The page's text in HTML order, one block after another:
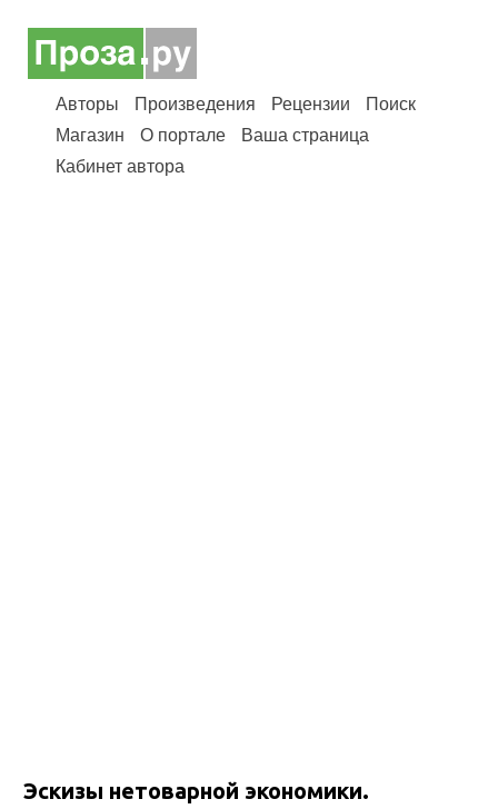
Авторы Произведения Рецензии
Поиск
Магазин
О портале
Ваша страница
Кабинет автора
Эскизы нетоварной экономики.